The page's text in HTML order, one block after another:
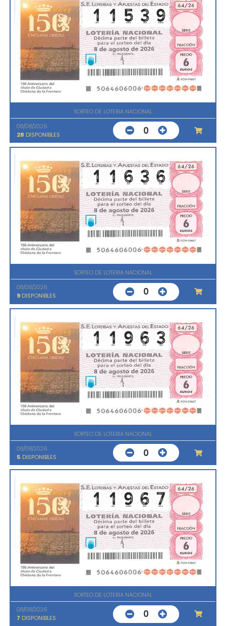
SORTEO DE LOTERIA NACIONAL
08/08/2026
28 DISPONIBLES 0
SORTEO DE LOTERIA NACIONAL
08/08/2026
9 DISPONIBLES 0
SORTEO DE LOTERIA NACIONAL
08/08/2026
5 DISPONIBLES 0
SORTEO DE LOTERIA NACIONAL
08/08/2026
7 DISPONIBLES 0